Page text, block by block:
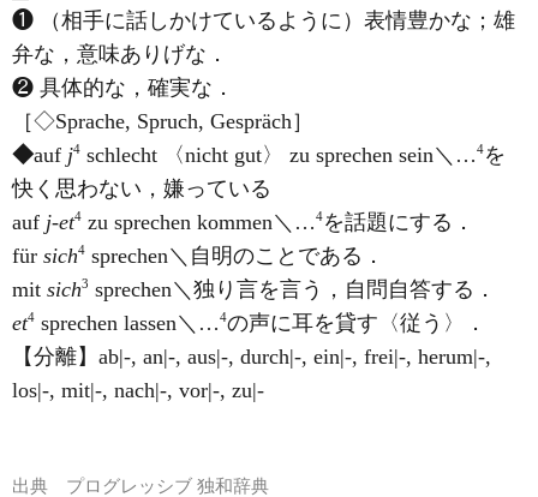
❶ （相手に話しかけているように）表情豊かな；雄
弁な，意味ありげな．
❷ 具体的な，確実な．
［◇Sprache, Spruch, Gespräch］
◆auf j4 schlecht 〈nicht gut〉 zu sprechen sein＼…4を
快く思わない，嫌っている
auf j-et4 zu sprechen kommen＼…4を話題にする．
für sich4 sprechen＼自明のことである．
mit sich3 sprechen＼独り言を言う，自問自答する．
et4 sprechen lassen＼…4の声に耳を貸す〈従う〉．
【分離】ab|-, an|-, aus|-, durch|-, ein|-, frei|-, herum|-,
los|-, mit|-, nach|-, vor|-, zu|-
出典 プログレッシブ 独和辞典